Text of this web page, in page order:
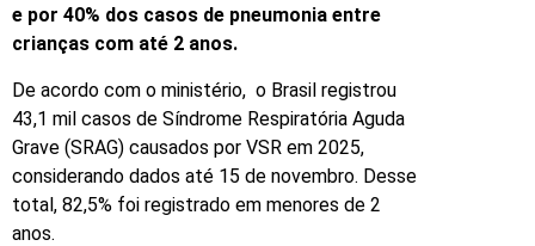
e por 40% dos casos de pneumonia entre
crianças com até 2 anos.
De acordo com o ministério, o Brasil registrou
43,1 mil casos de Síndrome Respiratória Aguda
Grave (SRAG) causados por VSR em 2025,
considerando dados até 15 de novembro. Desse
total, 82,5% foi registrado em menores de 2
anos.